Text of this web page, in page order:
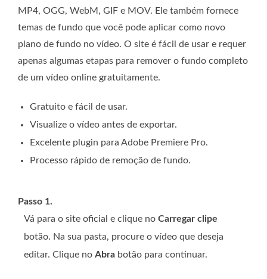
MP4, OGG, WebM, GIF e MOV. Ele também fornece
temas de fundo que você pode aplicar como novo
plano de fundo no vídeo. O site é fácil de usar e requer
apenas algumas etapas para remover o fundo completo
de um vídeo online gratuitamente.
Gratuito e fácil de usar.
Visualize o vídeo antes de exportar.
Excelente plugin para Adobe Premiere Pro.
Processo rápido de remoção de fundo.
Passo 1.
Vá para o site oficial e clique no Carregar clipe
botão. Na sua pasta, procure o vídeo que deseja
editar. Clique no Abra botão para continuar.